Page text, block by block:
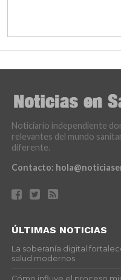
Noticiario independiente
relevantes del mundo
diferente.
Contacto:
ÚLTIMAS NOTICIAS
La soberanía digital
salud modernos